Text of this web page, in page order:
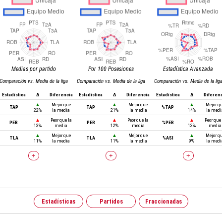
Medias por partido
Comparación vs. Media de la liga
Estadística Δ Diferencia
TAP
▲
22%
Mejor que
la media
PER
▲
13%
Peor que la
media
TLA
▲
11%
Mejor que
la media
+
Por 100 Posesiones
Comparación vs. Media de la liga
Estadística Δ Diferencia
TAP
▲
21%
Mejor que
la media
PER
▲
12%
Peor que la
media
TLA
▲
11%
Mejor que
la media
+
Estadística Avanzada
Comparación vs. Media de la liga
Estadística Δ
%TAP
▲
14%
Mejor
la
%PER
▲
13%
Peor
media
%ASI
▲
9%
Mejor
la
+
Estadísticas Partidos Fraccionadas